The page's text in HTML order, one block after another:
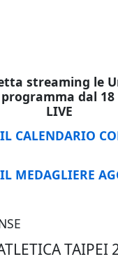
streaming le
dal
LIVE
IL CALENDARIO
IL MEDAGLIERE
TAIPEI